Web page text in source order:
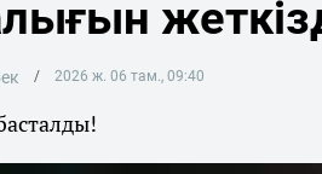
2026 ж. 06 там., 09:40